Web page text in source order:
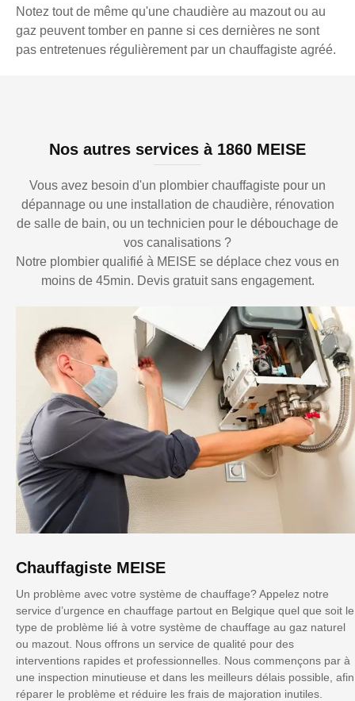
Notez tout de même qu'une chaudière au mazout ou au
gaz peuvent tomber en panne si ces dernières ne sont
pas entretenues régulièrement par un chauffagiste agréé.
Nos autres services à 1860 MEISE
Vous avez besoin d'un plombier chauffagiste pour un
dépannage ou une installation de chaudière, rénovation
de salle de bain, ou un technicien pour le débouchage de
vos canalisations ?
Notre plombier qualifié à MEISE se déplace chez vous en
moins de 45min. Devis gratuit sans engagement.
Chauffagiste MEISE
Un problème avec votre système de chauffage? Appelez notre
service d’urgence en chauffage partout en Belgique quel que soit le
type de problème lié à votre système de chauffage au gaz naturel
ou mazout. Nous offrons un service de qualité pour des
interventions rapides et professionnelles. Nous commençons par à
une inspection minutieuse et dans les meilleurs délais possible, afin
réparer le problème et réduire les frais de majoration inutiles.